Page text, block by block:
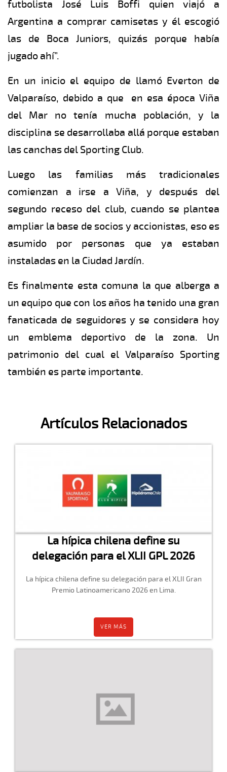
futbolista José Luis Boffi quien viajó a
Argentina a comprar camisetas y él escogió
las de Boca Juniors, quizás porque había
jugado ahí”.
En un inicio el equipo de llamó Everton de
Valparaíso, debido a que en esa época Viña
del Mar no tenía mucha población, y la
disciplina se desarrollaba allá porque estaban
las canchas del Sporting Club.
Luego las familias más tradicionales
comienzan a irse a Viña, y después del
segundo receso del club, cuando se plantea
ampliar la base de socios y accionistas, eso es
asumido por personas que ya estaban
instaladas en la Ciudad Jardín.
Es finalmente esta comuna la que alberga a
un equipo que con los años ha tenido una gran
fanaticada de seguidores y se considera hoy
un emblema deportivo de la zona. Un
patrimonio del cual el Valparaíso Sporting
también es parte importante.
Artículos Relacionados
La hípica chilena define su
delegación para el XLII GPL 2026
La hípica chilena define su delegación para el XLII Gran
Premio Latinoamericano 2026 en Lima.
VER MÁS